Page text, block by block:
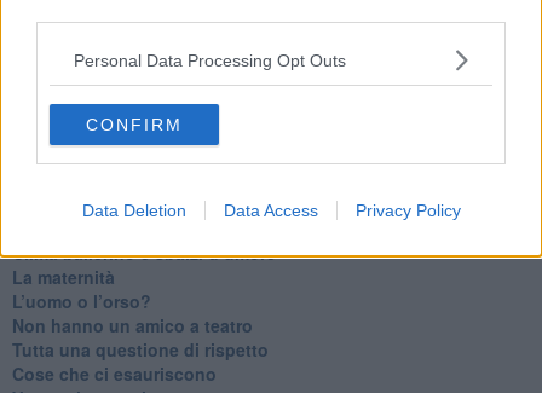
Personal Data Processing Opt Outs
CONFIRM
Data Deletion Data Access Privacy Policy
​Il lato positivo delle cose
​Storie antiche di tempi moderni
​Quello che alle mamme non dicono
Adultescenza
Quando il silenzio è aggressivo
​Il passato, questo conosciuto!
​Clima ballerino e sbalzi d’umore
La maternità
​L’uomo o l’orso?
Non hanno un amico a teatro​
​Tutta una questione di rispetto
​Cose che ci esauriscono